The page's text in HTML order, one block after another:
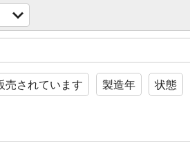
売されています 製造年 状態